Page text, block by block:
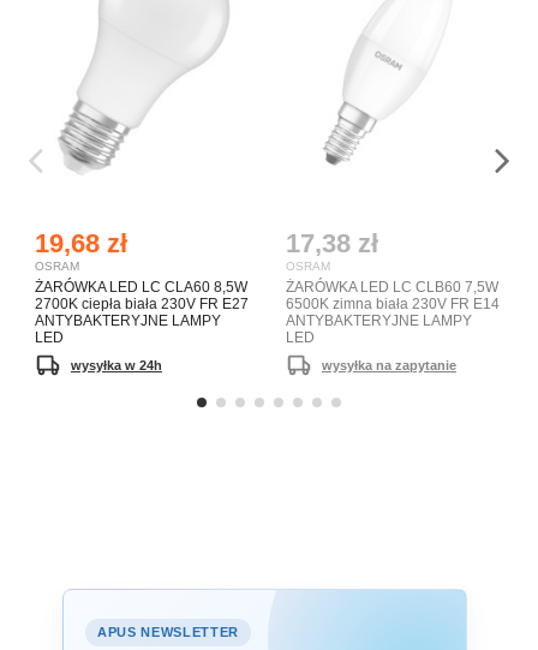
19,68 zł
OSRAM
ŻARÓWKA LED LC CLA60 8,5W
2700K ciepła biała 230V FR E27
ANTYBAKTERYJNE LAMPY
LED
wysyłka w 24h
17,38 zł
OSRAM
ŻARÓWKA LED LC CLB60 7,5W
6500K zimna biała 230V FR E14
ANTYBAKTERYJNE LAMPY
LED
wysyłka na zapytanie
APUS NEWSLETTER